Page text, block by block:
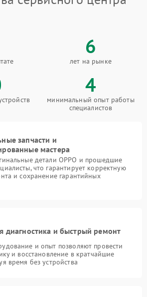
6
лет на рынке
4
минимальный опыт работы
специалистов
запчасти и
мастера
детали OPPO и прошедшие
что гарантирует корректную
и сохранение гарантийных
диагностика и быстрый ремонт
и опыт позволяют провести
и восстановление в кратчайшие
время без устройства